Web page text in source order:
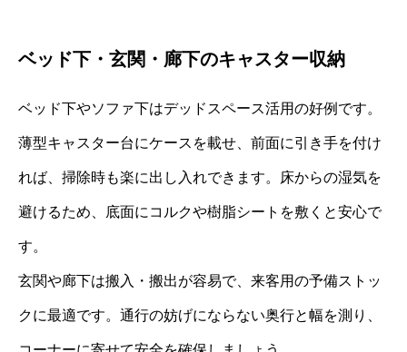
ベッド下・玄関・廊下のキャスター収納
ベッド下やソファ下はデッドスペース活用の好例です。
薄型キャスター台にケースを載せ、前面に引き手を付け
れば、掃除時も楽に出し入れできます。床からの湿気を
避けるため、底面にコルクや樹脂シートを敷くと安心で
す。
玄関や廊下は搬入・搬出が容易で、来客用の予備ストッ
クに最適です。通行の妨げにならない奥行と幅を測り、